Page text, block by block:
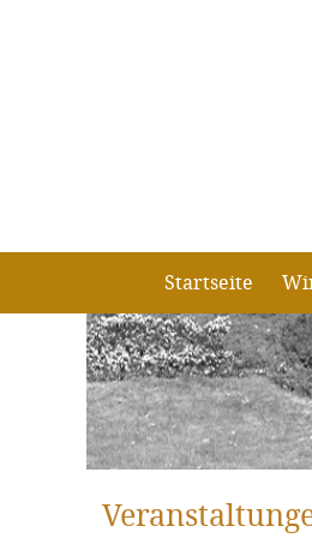
Startseite